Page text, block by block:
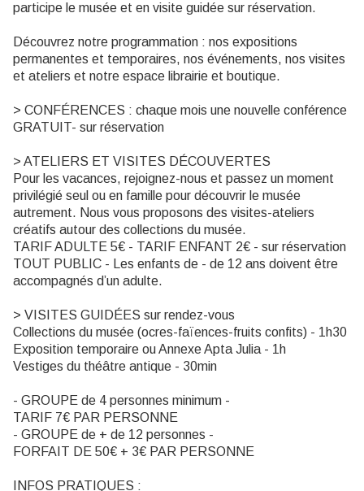
participe le musée et en visite guidée sur réservation.
Découvrez notre programmation : nos expositions
permanentes et temporaires, nos événements, nos visites
et ateliers et notre espace librairie et boutique.
> CONFÉRENCES : chaque mois une nouvelle conférence
GRATUIT- sur réservation
> ATELIERS ET VISITES DÉCOUVERTES
Pour les vacances, rejoignez-nous et passez un moment
privilégié seul ou en famille pour découvrir le musée
autrement. Nous vous proposons des visites-ateliers
créatifs autour des collections du musée.
TARIF ADULTE 5€ - TARIF ENFANT 2€ - sur réservation
TOUT PUBLIC - Les enfants de - de 12 ans doivent être
accompagnés d’un adulte.
> VISITES GUIDÉES sur rendez-vous
Collections du musée (ocres-faïences-fruits confits) - 1h30
Exposition temporaire ou Annexe Apta Julia - 1h
Vestiges du théâtre antique - 30min
- GROUPE de 4 personnes minimum -
TARIF 7€ PAR PERSONNE
- GROUPE de + de 12 personnes -
FORFAIT DE 50€ + 3€ PAR PERSONNE
INFOS PRATIQUES :